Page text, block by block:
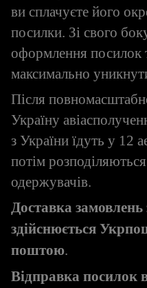
ви сплачуєте його
посилки. Зі свого
оформлення
максимально
Після
Україну
з України їдуть у 12
потім
одержувачів.
Доставка замовлень
здійснюється
поштою.
Відправка посилок